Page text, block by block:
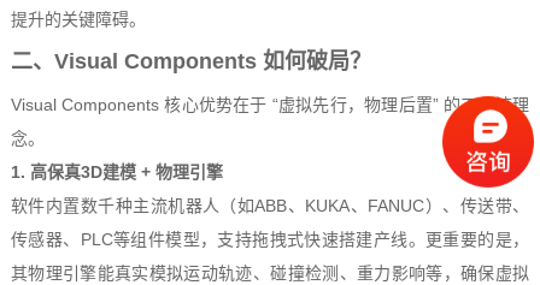
提升的关键障碍。
二、Visual Components 如何破局？
Visual Components 核心优势在于 “虚拟先行，物理后置” 的工作流理
念。
1. 高保真3D建模 + 物理引擎
软件内置数千种主流机器人（如ABB、KUKA、FANUC）、传送带、
传感器、PLC等组件模型，支持拖拽式快速搭建产线。更重要的是，
其物理引擎能真实模拟运动轨迹、碰撞检测、重力影响等，确保虚拟